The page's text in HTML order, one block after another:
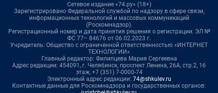
Сетевое издание «74.ру» (18+)
Зарегистрировано Федеральной службой по надзору в сфере связи,
информационных технологий и массовых коммуникаций
(Роскомнадзор).
Регистрационный номер и дата принятия решения о регистрации: ЭЛ №
ФС 77– 84676 от 06.02.2023 г.
Учредитель: Общество с ограниченной ответственностью «ИНТЕРНЕТ
ТЕХНОЛОГИИ»
Главный редактор: Филипцева Мария Сергеевна
Адрес редакции: 454091, г. Челябинск, проспект Ленина, 26А, стр.2, 16
этаж, +7 (351) 7-0000-74
Электронный адрес редакции: 74@shkulev.ru
Контактные данные для Роскомнадзора и государственных органов: